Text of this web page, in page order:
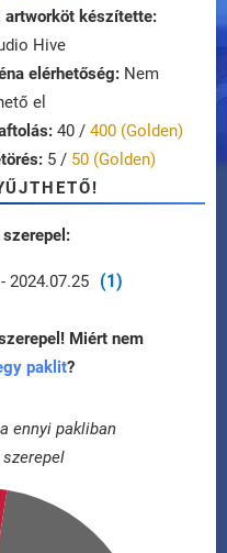
artworköt készítette:
Hive
elérhetőség: Nem
el
40 / 400 (Golden)
5 / 50 (Golden)
- 2024.07.25 (1)
Miért nem
paklit?
ennyi pakliban